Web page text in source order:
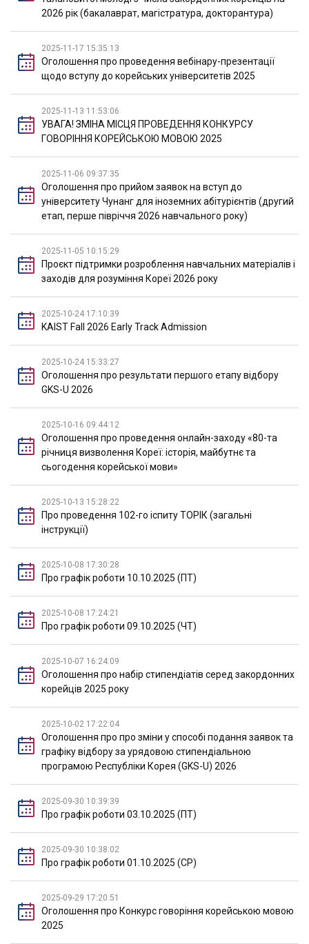
2026 рік (бакалаврат, магістратура, докторантура)
2025-11-17 15:35:13
Оголошення про проведення вебінару-презентації
щодо вступу до корейських університетів 2025
2025-11-13 11:53:06
УВАГА! ЗМІНА МІСЦЯ ПРОВЕДЕННЯ КОНКУРСУ
ГОВОРІННЯ КОРЕЙСЬКОЮ МОВОЮ 2025
2025-11-06 09:37:35
Оголошення про прийом заявок на вступ до
університету Чунанг для іноземних абітурієнтів (другий
етап, перше півріччя 2026 навчального року)
2025-11-05 10:15:29
Проєкт підтримки розроблення навчальних матеріалів і
заходів для розуміння Кореї 2026 року
2025-10-24 17:10:39
KAIST Fall 2026 Early Track Admission
2025-10-24 15:33:27
Оголошення про результати першого етапу відбору
GKS-U 2026
2025-10-16 09:44:12
Оголошення про проведення онлайн-заходу «80-та
річниця визволення Кореї: історія, майбутнє та
сьогодення корейської мови»
2025-10-13 15:28:22
Про проведення 102-го іспиту ТОРІК (загальні
інструкції)
2025-10-08 17:30:28
Про графік роботи 10.10.2025 (ПТ)
2025-10-08 17:24:21
Про графік роботи 09.10.2025 (ЧТ)
2025-10-07 16:24:09
Оголошення про набір стипендіатів серед закордонних
корейців 2025 року
2025-10-02 17:22:04
Оголошення про про зміни у способі подання заявок та
графіку відбору за урядовою стипендіальною
програмою Республіки Корея (GKS-U) 2026
2025-09-30 10:39:39
Про графік роботи 03.10.2025 (ПТ)
2025-09-30 10:38:02
Про графік роботи 01.10.2025 (СР)
2025-09-29 17:20:51
Оголошення про Конкурс говоріння корейською мовою
2025